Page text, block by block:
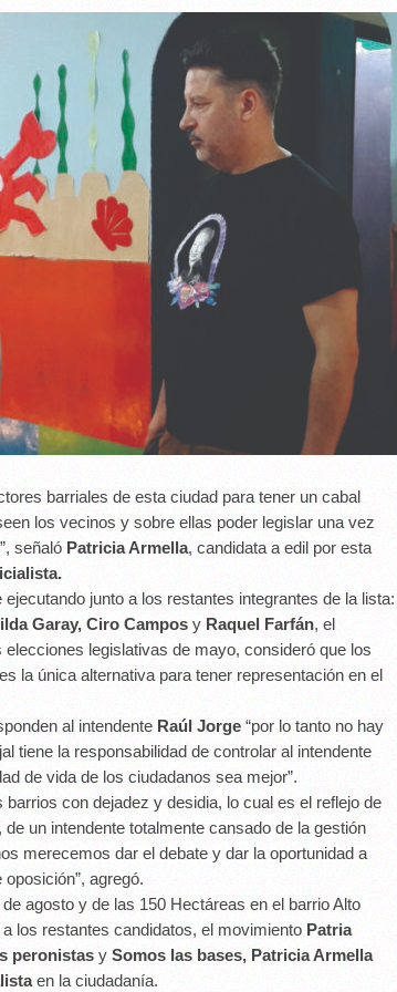
barriales de esta ciudad para tener un cabal
los vecinos y sobre ellas poder legislar una vez
señaló Patricia Armella, candidata a edil por esta
junto a los restantes integrantes de la lista:
Garay, Ciro Campos y Raquel Farfán, el
legislativas de mayo, consideró que los
la única alternativa para tener representación en el
al intendente Raúl Jorge “por lo tanto no hay
tiene la responsabilidad de controlar al intendente
de vida de los ciudadanos sea mejor”.
con dejadez y desidia, lo cual es el reflejo de
un intendente totalmente cansado de la gestión
merecemos dar el debate y dar la oportunidad a
agregó.
agosto y de las 150 Hectáreas en el barrio Alto
los restantes candidatos, el movimiento Patria
peronistas y Somos las bases, Patricia Armella
en la ciudadanía.